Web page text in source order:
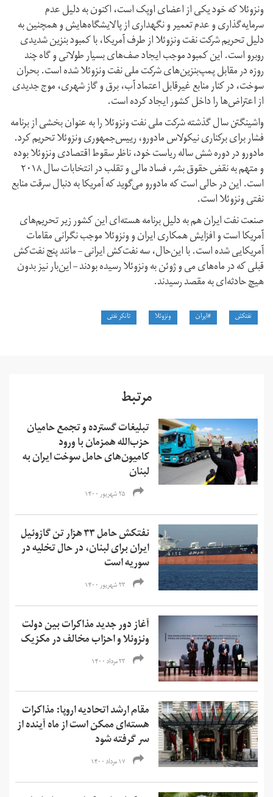
ونزوئلا که خود یکی از اعضای اوپک است، اکنون به دلیل عدم
سرمایه‌گذاری و عدم تعمیر و نگهداری از پالایشگاه‌هایش و همچنین به
دلیل تحریم شرکت نفت ونزوئلا از طرف آمریکا، با کمبود بنزین شدیدی
روبرو است. این کمبود موجب ایجاد صف‌های بسیار طولانی و گاه چند
روزه در مقابل پمپ‌بنزین‌های شرکت ملی نفت ونزوئلا شده است. بحران
سوخت، در کنار منابع غیرقابل اعتماد آب، برق و گاز شهری، موج جدیدی
از اعتراض‌ها را داخل کشور ایجاد کرده است.
واشینگتن سال گذشته شرکت ملی نفت ونزوئلا را به عنوان بخشی از برنامه
فشار برای برکناری نیکولاس مادورو، رییس‌جمهوری ونزوئلا تحریم کرد.
مادورو در دوره شش ساله ریاست خود، ناظر سقوط اقتصادی ونزوئلا بوده
و متهم به نقض حقوق بشر، فساد مالی و تقلب در انتخابات سال ۲۰۱۸
است. این در حالی است که مادورو می‌گوید که آمریکا به دنبال سرقت منابع
نفتی ونزوئلا است.
صنعت نفت ایران هم به دلیل برنامه هسته‌ای این کشور زیر تحریم‌های
آمریکا است و افزایش همکاری ایران و ونزوئلا موجب نگرانی مقامات
آمریکایی شده است. با این‌حال، سه نفت‌کش ایرانی – مانند پنج نفت‌کش
قبلی که در ماه‌های می و ژوئن به ونزوئلا رسیده بودند – این‌بار نیز بدون
هیچ حادثه‌ای به مقصد رسیدند.
نفتکش #ایران ونزوئلا تانکر نفتی
مرتبط
تبلیغات گسترده و تجمع حامیان
حزب‌الله همزمان با ورود
کامیون‌های حامل سوخت ایران به
لبنان
۲۵ شهریور ۱۴۰۰
نفتکش حامل ۳۳ هزار تن گازوئیل
ایران برای لبنان، در حال تخلیه در
سوریه است
۲۳ شهریور ۱۴۰۰
آغاز دور جدید مذاکرات بین دولت
ونزوئلا و احزاب مخالف در مکزیک
۲۳ مرداد ۱۴۰۰
مقام ارشد اتحادیه اروپا: مذاکرات
هسته‌ای ممکن است از ماه آینده از
سر گرفته شود
۱۷ مرداد ۱۴۰۰